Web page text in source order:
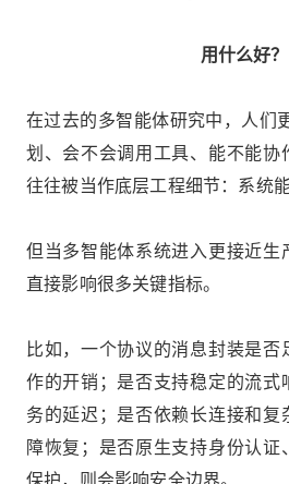
用什么好？
在过去的多智能体研究中，人们
划、会不会调用工具、能不能协
往往被当作底层工程细节：系统
但当多智能体系统进入更接近生
直接影响很多关键指标。
比如，一个协议的消息封装是
作的开销；是否支持稳定的流式
务的延迟；是否依赖长连接和复
障恢复；是否原生支持身份认
保护，则会影响安全边界。